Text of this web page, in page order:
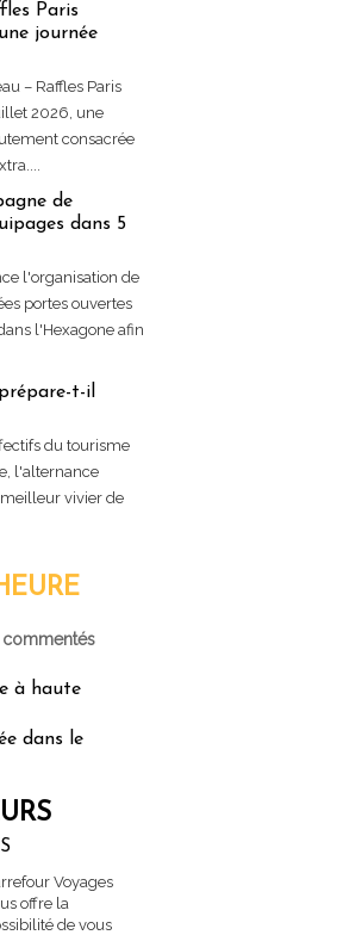
Paris
journée
– Raffles Paris
2026, une
consacrée
de
dans 5
l'organisation de
portes ouvertes
l'Hexagone afin
t-il
du tourisme
l'alternance
vivier de
commentés
à haute
dans le
Voyages
offre la
de vous